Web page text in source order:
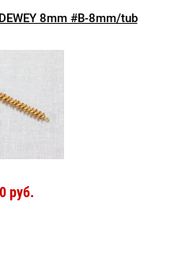
8mm #B-8mm/tub
руб.